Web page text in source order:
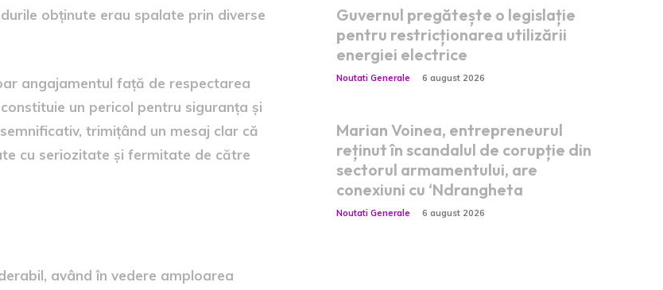
obținute erau spalate prin diverse
angajamentul față de respectarea
un pericol pentru siguranța și
trimițând un mesaj clar că
cu seriozitate și fermitate de către
având în vedere amploarea
Guvernul pregătește o legislație
pentru restricționarea utilizării
energiei electrice
Noutati Generale 6 august 2026
Marian Voinea, entrepreneurul
reținut în scandalul de corupție din
sectorul armamentului, are
conexiuni cu ‘Ndrangheta
Noutati Generale 6 august 2026